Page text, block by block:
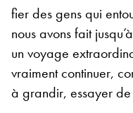
fier des gens qui
nous avons fait
un voyage
vraiment continuer,
à grandir, essayer